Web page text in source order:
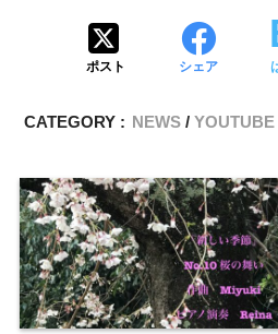
ポスト シェア
CATEGORY : NEWS YOUTUBE